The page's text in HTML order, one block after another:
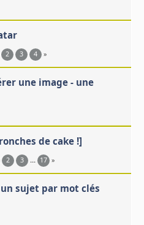
2 3 4 »
une image - une
de cake !]
2 3 ... 17 »
sujet par mot clés